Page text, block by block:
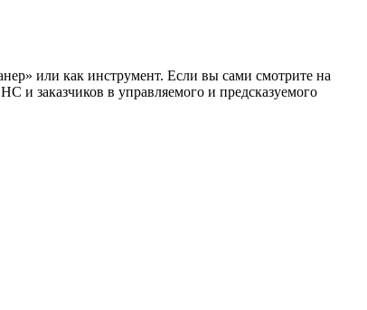
или как инструмент. Если вы сами смотрите на
и заказчиков в управляемого и предсказуемого